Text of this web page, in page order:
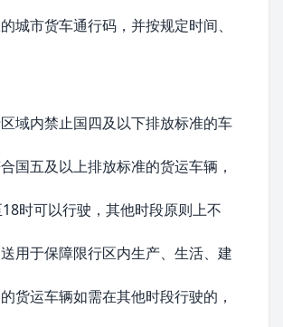
城市货车通行码，并按规定时间、
区域内禁止国四及以下排放标准的车
国五及以上排放标准的货运车辆，
时可以行驶，其他时段原则上不
用于保障限行区内生产、生活、建
货运车辆如需在其他时段行驶的，